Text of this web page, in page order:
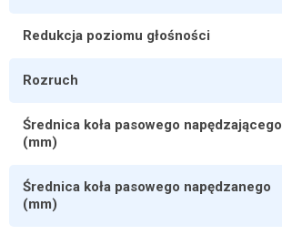
Redukcja poziomu głośności
Rozruch
Średnica koła pasowego napędzającego
(mm)
Średnica koła pasowego napędzanego
(mm)